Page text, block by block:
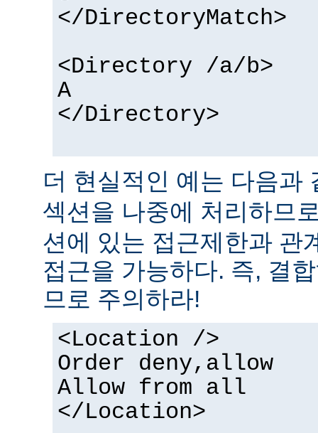
</DirectoryMatch>
<Directory /a/b>
A
</Directory>
더 현실적인 예는 다음과
섹션을 나중에 처리하므
션에 있는 접근제한과 관
접근을 가능하다. 즉, 결
므로 주의하라!
<Location />
Order deny,allow
Allow from all
</Location>